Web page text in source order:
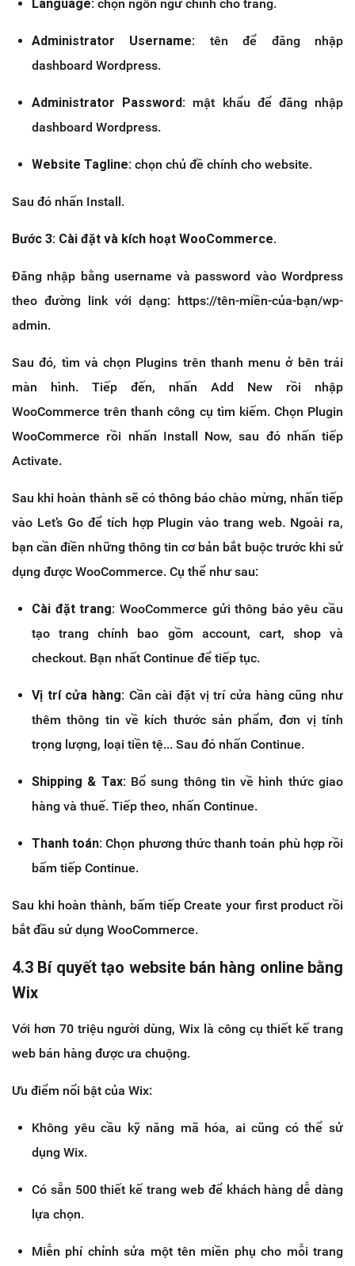
Language: chọn ngôn ngữ chính cho trang.
Administrator Username: tên để đăng nhập
dashboard Wordpress.
Administrator Password: mật khẩu để đăng nhập
dashboard Wordpress.
Website Tagline: chọn chủ đề chính cho website.
Sau đó nhấn Install.
Bước 3: Cài đặt và kích hoạt WooCommerce.
Đăng nhập bằng username và password vào Wordpress
theo đường link với dạng: https://tên-miền-của-bạn/wp-
admin.
Sau đó, tìm và chọn Plugins trên thanh menu ở bên trái
màn hình. Tiếp đến, nhấn Add New rồi nhập
WooCommerce trên thanh công cụ tìm kiếm. Chọn Plugin
WooCommerce rồi nhấn Install Now, sau đó nhấn tiếp
Activate.
Sau khi hoàn thành sẽ có thông báo chào mừng, nhấn tiếp
vào Let’s Go để tích hợp Plugin vào trang web. Ngoài ra,
bạn cần điền những thông tin cơ bản bắt buộc trước khi sử
dụng được WooCommerce. Cụ thể như sau:
Cài đặt trang: WooCommerce gửi thông báo yêu cầu
tạo trang chính bao gồm account, cart, shop và
checkout. Bạn nhất Continue để tiếp tục.
Vị trí cửa hàng: Cần cài đặt vị trí cửa hàng cũng như
thêm thông tin về kích thước sản phẩm, đơn vị tính
trọng lượng, loại tiền tệ... Sau đó nhấn Continue.
Shipping & Tax: Bổ sung thông tin về hình thức giao
hàng và thuế. Tiếp theo, nhấn Continue.
Thanh toán: Chọn phương thức thanh toán phù hợp rồi
bấm tiếp Continue.
Sau khi hoàn thành, bấm tiếp Create your first product rồi
bắt đầu sử dụng WooCommerce.
4.3 Bí quyết tạo website bán hàng online bằng
Wix
Với hơn 70 triệu người dùng, Wix là công cụ thiết kế trang
web bán hàng được ưa chuộng.
Ưu điểm nổi bật của Wix:
Không yêu cầu kỹ năng mã hóa, ai cũng có thể sử
dụng Wix.
Có sẵn 500 thiết kế trang web để khách hàng dễ dàng
lựa chọn.
Miễn phí chỉnh sửa một tên miền phụ cho mỗi trang